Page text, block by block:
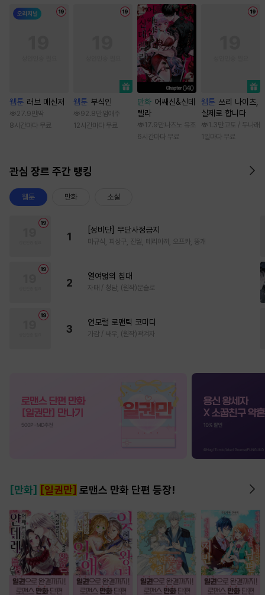
웹툰 러브 메신저
27.9만 딱
8시간마다 무료
웹툰 부식인
92.8만 임애주
12시간마다 무료
만화 어쌔신&신데
렐라
17.9만 나츠노 유조
6시간마다 무료
웹툰 쓰리 나이츠,
실제로 합니다
1.3만 고토 / 두나래
1일마다 무료
관심 장르 주간 랭킹
웹툰 만화 소설
1
[성비단] 무단사정금지
마규식, 피상구, 진월, 테리야끼, 오프카, 뚱개
2
열여덟의 침대
자태 / 청담, (원작)문슬로
3
언모럴 로맨틱 코미디
가감 / 쌔우, (원작)곽겨자
[만화] [일권만] 로맨스 만화 단편 등장!